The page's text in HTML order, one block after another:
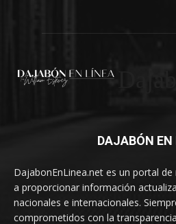
DAJABÓN EN
DajabonEnLinea.net es un portal
a proporcionar información
nacionales e internacionales.
comprometidos con la